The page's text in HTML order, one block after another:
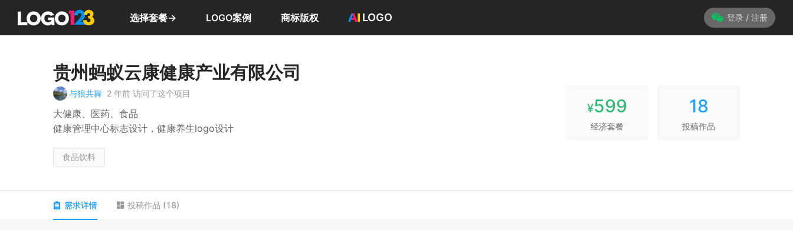
选择套餐→ LOGO案例 商标版权 LOGO 登录 / 注册
贵州蚂蚁云康健康产业有限公司
与狼共舞 2 年前 访问了这个项目
大健康、医药、食品
健康管理中心标志设计，健康养生logo设计
食品饮料
¥599
经济套餐
18
投稿作品
需求详情 投稿作品 (18)